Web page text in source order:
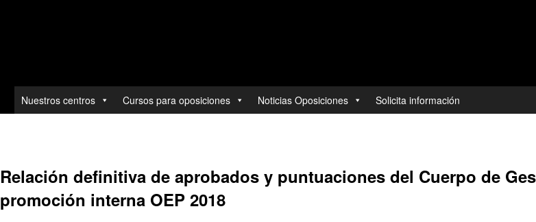
contenido
Nuestros centros Cursos para oposiciones Noticias Oposiciones Solicita información
Relación definitiva de aprobados y puntuaciones del Cuerpo de
promoción interna OEP 2018